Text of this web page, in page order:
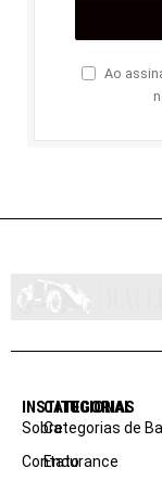
Ao
INSTITUCIONAL
Sobre
Contato
CATEGORIAS
Categorias de
Endurance